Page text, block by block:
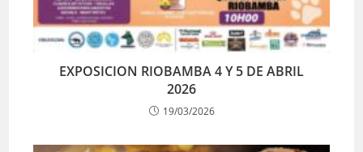
EXPOSICION RIOBAMBA 4 Y 5 DE ABRIL
2026
19/03/2026